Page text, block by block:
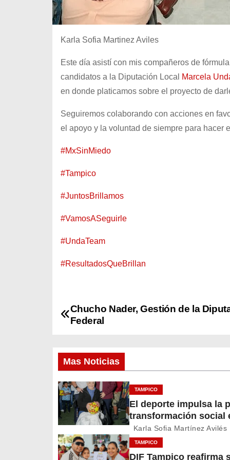
Karla Sofia Martinez Aviles
Este día asistí con mis compañeros de
candidatos a la Diputación Local
Marcela
en donde platicamos sobre el proyecto de
Seguiremos colaborando con acciones en
el apoyo y la voluntad de siempre para hacer
#MxSinMiedo
#Tampico
#JuntosBrillamos
#VamosASeguirle
#UndaTeam
#ResultadosQueBrillan
N
v
e
g
a
c
Chucho Nader, Gestión de la
Federal
Mas Noticias
TAMPICO
El deporte impulsa la
transformación social
Tampico
Karla Sofia Martínez Avilés
TAMPICO
DIF Tampico reafirma